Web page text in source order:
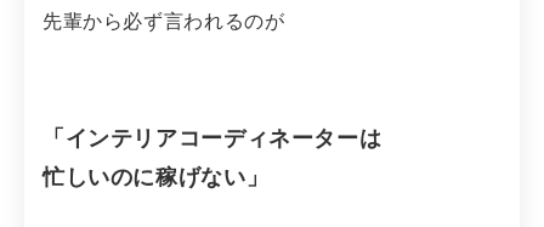
先輩から必ず言われるのが
「インテリアコーディネーターは
忙しいのに稼げない」